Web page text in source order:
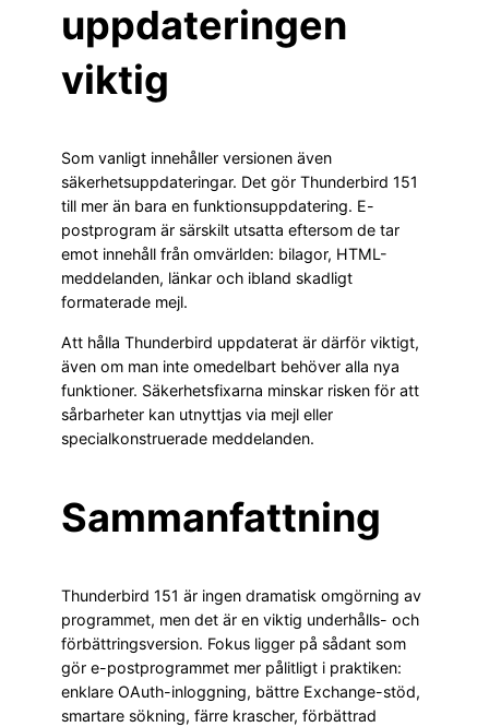
uppdateringen
viktig
Som vanligt innehåller versionen även
säkerhetsuppdateringar. Det gör Thunderbird 151
till mer än bara en funktionsuppdatering. E-
postprogram är särskilt utsatta eftersom de tar
emot innehåll från omvärlden: bilagor, HTML-
meddelanden, länkar och ibland skadligt
formaterade mejl.
Att hålla Thunderbird uppdaterat är därför viktigt,
även om man inte omedelbart behöver alla nya
funktioner. Säkerhetsfixarna minskar risken för att
sårbarheter kan utnyttjas via mejl eller
specialkonstruerade meddelanden.
Sammanfattning
Thunderbird 151 är ingen dramatisk omgörning av
programmet, men det är en viktig underhålls- och
förbättringsversion. Fokus ligger på sådant som
gör e-postprogrammet mer pålitligt i praktiken:
enklare OAuth-inloggning, bättre Exchange-stöd,
smartare sökning, färre krascher, förbättrad